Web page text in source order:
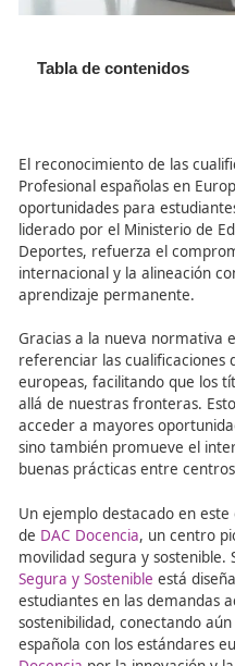
Tabla de contenidos
El reconocimiento de las
Profesional españolas en
oportunidades para
liderado por el Ministerio
Deportes, refuerza el
internacional y la
aprendizaje permanente.
referenciar las
europeas, facilitando que
allá de nuestras
acceder a mayores
sino también promueve
buenas prácticas entre